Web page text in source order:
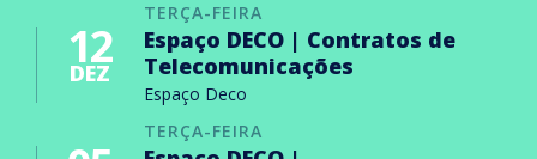
TERÇA-FEIRA
12
DEZ
Espaço DECO | Contratos de
Telecomunicações
Espaço Deco
TERÇA-FEIRA